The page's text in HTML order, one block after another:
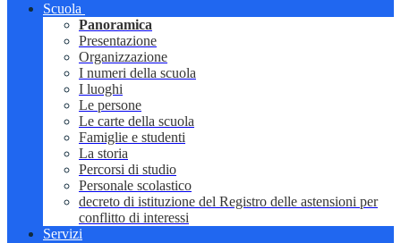
Scuola
Panoramica
Presentazione
Organizzazione
I numeri della scuola
I luoghi
Le persone
Le carte della scuola
Famiglie e studenti
La storia
Percorsi di studio
Personale scolastico
decreto di istituzione del Registro delle astensioni per
conflitto di interessi
Servizi